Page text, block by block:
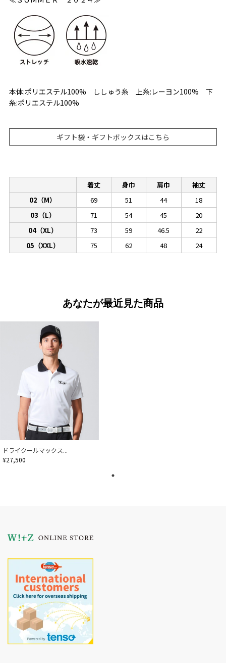
本体:ポリエステル100% ししゅう糸 上糸:レーヨン100% 下
糸:ポリエステル100%
ギフト袋・ギフトボックスはこちら
着丈 身巾 肩巾
袖丈
02（M）
69 51 44
18
03（L）
71 54 45
20
04（XL）
73 59 46.5
22
05（XXL）
75 62 48 24
あなたが最近見た商品
ドライクールマックス...
¥27,500